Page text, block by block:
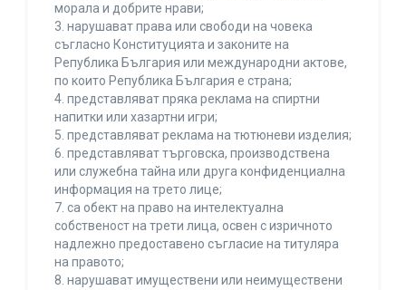
морала и добрите нрави;
3. нарушават права или свободи на човека
съгласно Конституцията и законите на
Република България или международни актове,
по които Република България е страна;
4. представляват пряка реклама на спиртни
напитки или хазартни игри;
5. представляват реклама на тютюневи изделия;
6. представляват търговска, производствена
или служебна тайна или друга конфиденциална
информация на трето лице;
7. са обект на право на интелектуална
собственост на трети лица, освен с изричното
надлежно предоставено съгласие на титуляра
на правото;
8. нарушават имуществени или неимуществени